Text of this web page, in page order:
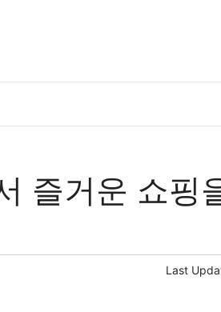
즐거운 쇼핑
Last